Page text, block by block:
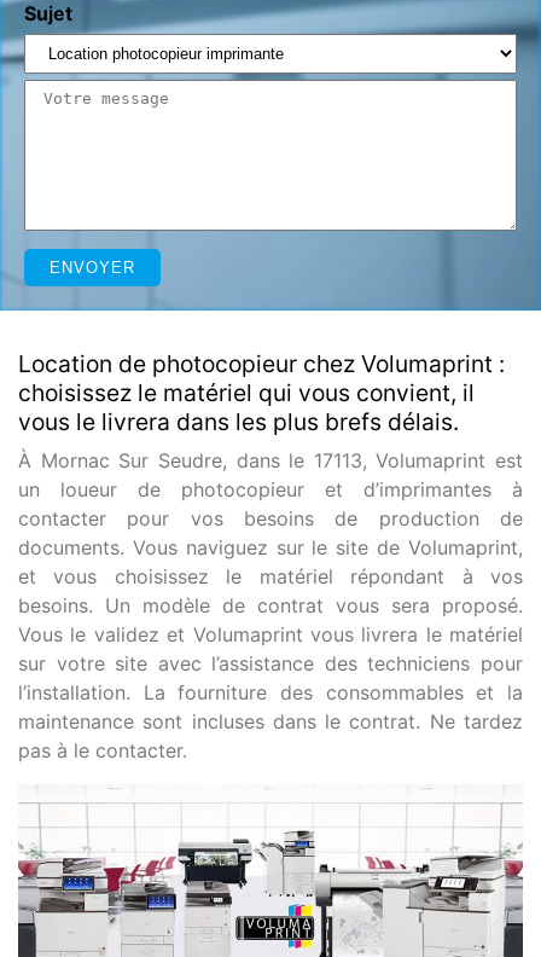
Sujet
Location de photocopieur chez Volumaprint :
choisissez le matériel qui vous convient, il
vous le livrera dans les plus brefs délais.
À Mornac Sur Seudre, dans le 17113, Volumaprint est
un loueur de photocopieur et d’imprimantes à
contacter pour vos besoins de production de
documents. Vous naviguez sur le site de Volumaprint,
et vous choisissez le matériel répondant à vos
besoins. Un modèle de contrat vous sera proposé.
Vous le validez et Volumaprint vous livrera le matériel
sur votre site avec l’assistance des techniciens pour
l’installation. La fourniture des consommables et la
maintenance sont incluses dans le contrat. Ne tardez
pas à le contacter.